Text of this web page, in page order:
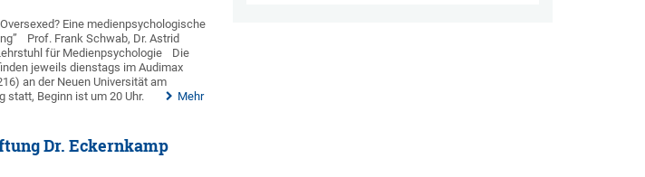
Eine medienpsychologische
Prof. Frank Schwab, Dr. Astrid
für Medienpsychologie
Die
jeweils dienstags im Audimax
an der Neuen Universität am
statt, Beginn ist um 20 Uhr.
Mehr
Dr. Eckernkamp